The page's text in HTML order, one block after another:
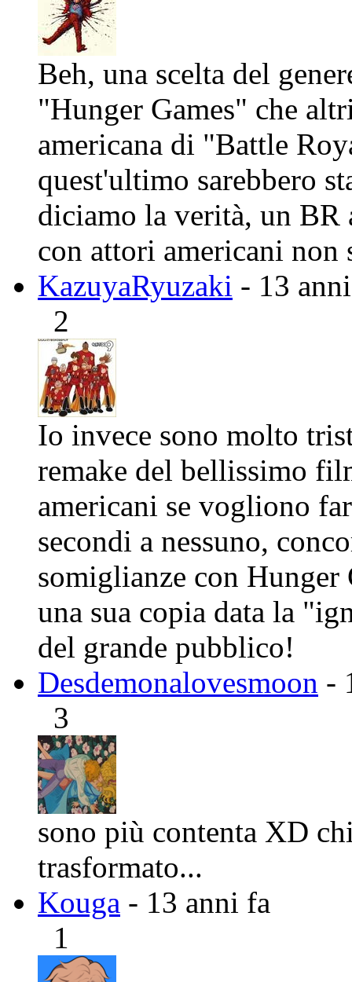
Beh, una scelta del
"Hunger Games" che
americana di "Battle
quest'ultimo sarebbero
diciamo la verità, un BR
con attori americani non
KazuyaRyuzaki - 13
2
Io invece sono molto
remake del bellissimo
americani se vogliono
secondi a nessuno,
somiglianze con Hunger
una sua copia data la
del grande pubblico!
Desdemonalovesmoon -
3
sono più contenta XD
trasformato...
Kouga - 13 anni fa
1